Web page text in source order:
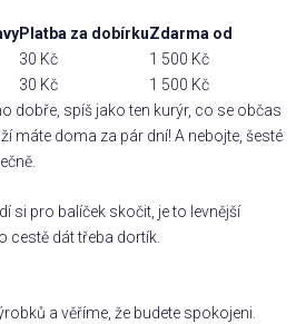
Platba za dobírkuZdarma od
30 Kč
1 500 Kč
30 Kč
1 500 Kč
dobře, spíš jako ten kurýr, co se občas
máte doma za pár dní! A nebojte, šesté
si pro balíček skočit, je to levnější
cestě dát třeba dortík.
a věříme, že budete spokojeni.